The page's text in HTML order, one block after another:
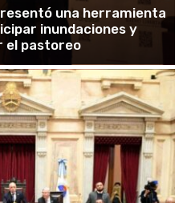
una herramienta
inundaciones y
el pastoreo